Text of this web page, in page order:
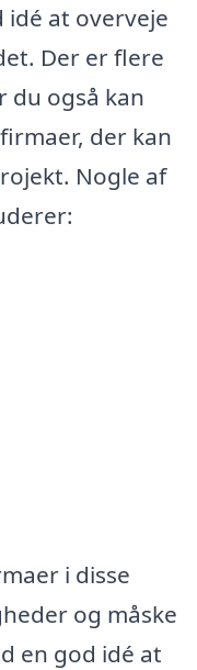
at overveje
Der er flere
du også kan
der kan
Nogle af
i disse
og måske
en god idé at